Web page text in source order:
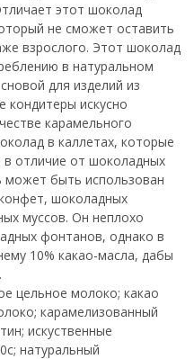
этот шоколад
не сможет оставить
взрослого. Этот шоколад
в натуральном
для изделий из
искусно
карамельного
в каллетах, которые
отличие от шоколадных
может быть использован
шоколадных
муссов. Он неплохо
фонтанов, однако в
10% какао-масла, дабы
цельное молоко; какао
карамелизованный
искуственные
натуральный